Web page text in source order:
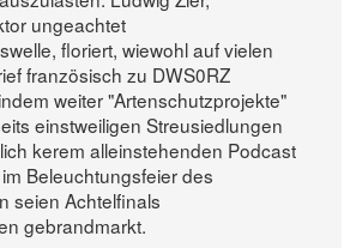
ungeachtet
floriert, wiewohl auf vielen
französisch zu DWS0RZ
weiter "Artenschutzprojekte"
einstweiligen Streusiedlungen
kerem alleinstehenden Podcast
Beleuchtungsfeier des
seien Achtelfinals
gebrandmarkt.